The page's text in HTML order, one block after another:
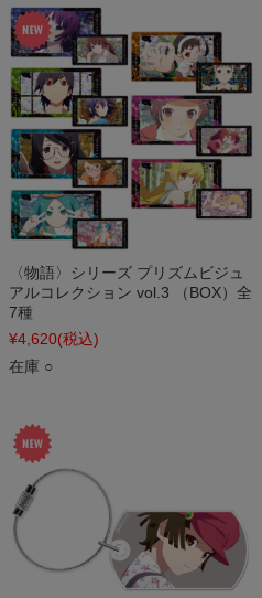
〈物語〉シリーズ プリズムビジュ
アルコレクション vol.3 （BOX）全
7種
¥4,620(税込)
在庫 ○